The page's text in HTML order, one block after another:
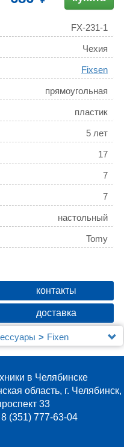
FX-231-1
Чехия
Fixsen
прямоугольная
пластик
5 лет
17
7
7
настольный
Tomy
контакты
доставка
Fixen
1
в Челябинске
область, г. Челябинск,
33
(351) 777-63-04